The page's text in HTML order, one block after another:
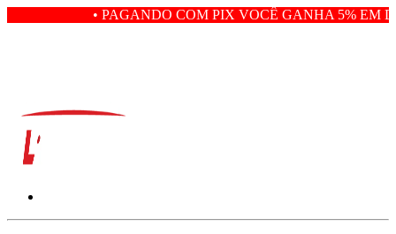
• PAGANDO COM PIX VOCÊ GANHA 5% EM